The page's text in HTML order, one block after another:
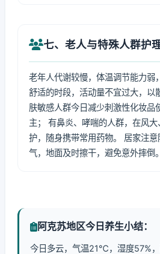
七、老人与特殊人群护
老年人代谢较慢，体温调节能力弱
舒适的时段，活动量不宜过大，以
肤敏感人群今日减少刺激性化妆品
主； 有鼻炎、哮喘的人群，在风
护，随身携带常用药物。 居家注
气，地面及时擦干，避免意外摔倒。
阿克苏地区今日养生小结：
今日多云，气温21℃，湿度57%